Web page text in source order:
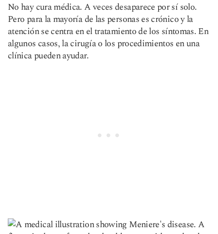
No hay cura médica. A veces desaparece por sí solo.
Pero para la mayoría de las personas es crónico y la
atención se centra en el tratamiento de los síntomas. En
algunos casos, la cirugía o los procedimientos en una
clínica pueden ayudar.